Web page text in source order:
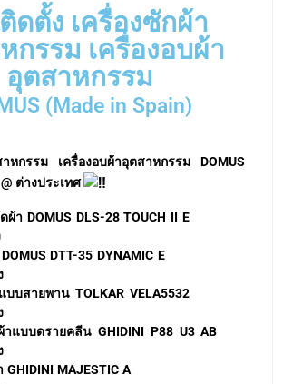
ดตั้ง เครื่องซักผ้า
กรรม เครื่องอบผ้า
อุตสาหกรรม
(Made in Spain)
าหกรรม เครื่องอบผ้าอุตสาหกรรม DOMUS
ต่างประเทศ
ดผ้า DOMUS DLS-28 TOUCH II E
า DOMUS DTT-35 DYNAMIC E
าแบบสายพาน TOLKAR VELA5532
ผ้าแบบดรายคลีน GHIDINI P88 U3 AB
เป่า GHIDINI MAJESTIC A